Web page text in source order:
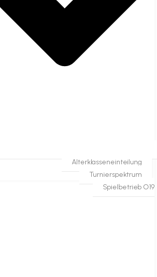
Alterklasseneinteilung
Turnierspektrum
Spielbetrieb O19